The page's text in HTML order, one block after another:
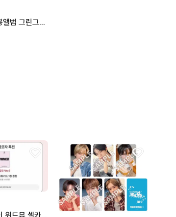
코르티스 미개봉앨범 그린그린 일반반 cortis